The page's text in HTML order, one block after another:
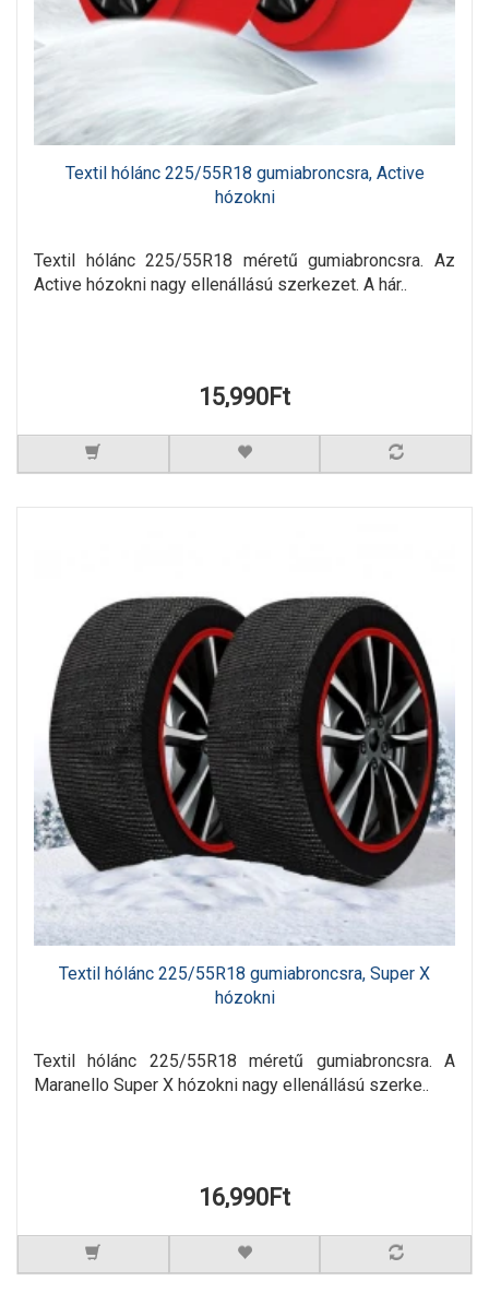
Textil hólánc 225/55R18 gumiabroncsra, Active
hózokni
Textil hólánc 225/55R18 méretű gumiabroncsra. Az
Active hózokni nagy ellenállású szerkezet. A hár..
15,990Ft
Textil hólánc 225/55R18 gumiabroncsra, Super X
hózokni
Textil hólánc 225/55R18 méretű gumiabroncsra. A
Maranello Super X hózokni nagy ellenállású szerke..
16,990Ft